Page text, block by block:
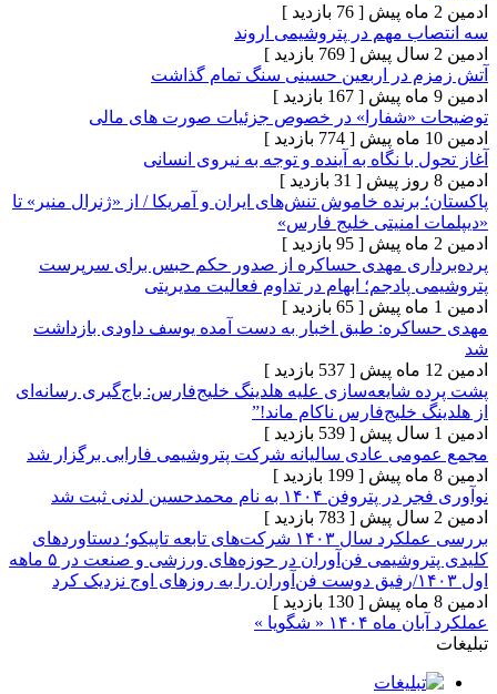
[ 76 بازدید ]
مهم در پتروشیمی اروند
[ 769 بازدید ]
در اربعین حسینی سنگ تمام گذاشت
[ 167 بازدید ]
در خصوص جزئیات صورت های مالی
[ 774 بازدید ]
نگاه به آینده و توجه به نیروی انسانی
[ 31 بازدید ]
خاموش تنش‌های ایران و آمریکا / از «ژنرال منیر» تا
خلیج فارس»
[ 95 بازدید ]
مهدی حساکره از صدور حکم حبس برای سرپرست
ابهام در تداوم فعالیت مدیریتی
[ 65 بازدید ]
طبق اخبار به دست آمده یوسف داودی بازداشت
[ 537 بازدید ]
علیه هلدینگ خلیج‌فارس: باج‌گیری رسانه‌ای
ناکام ماند!”
[ 539 بازدید ]
عادی سالیانه شرکت پتروشیمی فارابی برگزار شد
[ 199 بازدید ]
به نام محمدحسین لدنی ثبت شد
[ 783 بازدید ]
بررسی عملکرد سال ۱۴۰۳ شرکت‌های تابعه تاپیکو؛ دستاوردهای
کلیدی پتروشیمی فن‌آوران در حوزه‌های ورزشی و صنعت در ۵ ماهه
[ 130 بازدید ]
« شگویا »